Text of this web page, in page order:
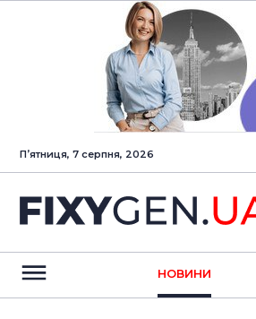
Пʼятниця, 7 серпня, 2026
НОВИНИ